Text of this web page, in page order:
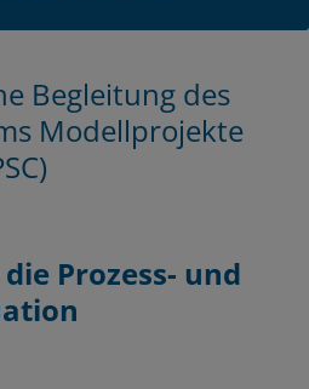
Begleitung des
Modellprojekte
Prozess- und